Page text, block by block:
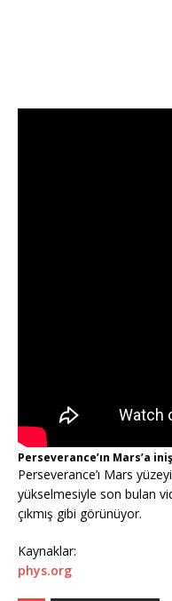
Perseverance’ın Mars’a
Perseverance’ı Mars
yükselmesiyle son bulan
çıkmış gibi görünüyor.
Kaynaklar:
phys.org